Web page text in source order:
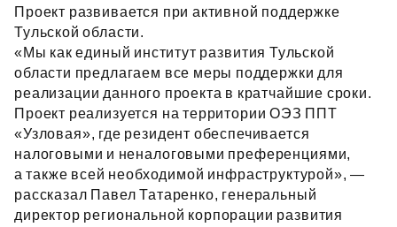
Проект развивается при активной поддержке
Тульской области.
«Мы как единый институт развития Тульской
области предлагаем все меры поддержки для
реализации данного проекта в кратчайшие сроки.
Проект реализуется на территории ОЭЗ ППТ
«Узловая», где резидент обеспечивается
налоговыми и неналоговыми преференциями,
а также всей необходимой инфраструктурой», —
рассказал Павел Татаренко, генеральный
директор региональной корпорации развития